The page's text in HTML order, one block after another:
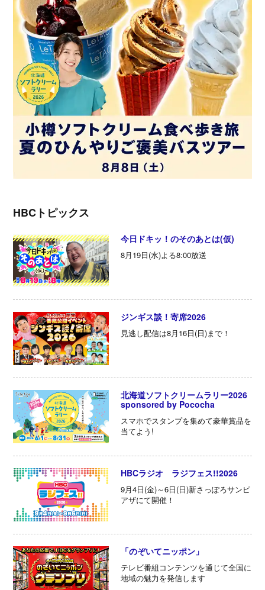
HBCトピックス
今日ドキッ！のそのあとは(仮)
8月19日(水)よる8:00放送
ジンギス談！寄席2026
見逃し配信は8月16日(日)まで！
北海道ソフトクリームラリー2026
sponsored by Pococha
スマホでスタンプを集めて豪華賞品を
当てよう!
HBCラジオ ラジフェス!!2026
9月4日(金)～6日(日)新さっぽろサンピ
アザにて開催！
「のぞいてニッポン」
テレビ番組コンテンツを通じて全国に
地域の魅力を発信します